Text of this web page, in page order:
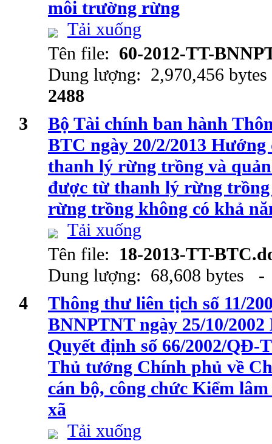
môi trường rừng
Tải xuống
Tên file: 60-2012-TT-
Dung lượng: 2,970,456
2488
3
Bộ Tài chính ban hành
BTC ngày 20/2/2013
thanh lý rừng trồng và
được từ thanh lý rừng
rừng trồng không có khả
Tải xuống
Tên file: 18-2013-TT-
Dung lượng: 68,608 bytes
4
Thông thư liên tịch số 11/
BNNPTNT ngày 25/10/
Quyết định số 66/2002/QĐ-
Thủ tướng Chính phủ về
cán bộ, công chức Kiểm
xã
Tải xuống